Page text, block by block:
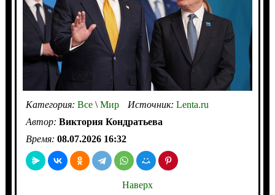
Категория: Все\Мир Источник: Lenta.ru
Автор: Виктория Кондратьева
Время: 08.07.2026 16:32
Наверх